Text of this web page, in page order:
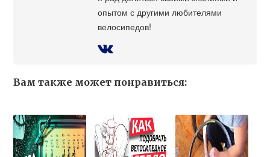
опытом с другими любителями
велосипедов!
Вам также может понравиться: